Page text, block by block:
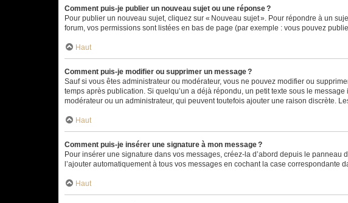
Comment puis-je publier un nouveau sujet ou une réponse ?
Pour publier un nouveau sujet, cliquez sur « Nouveau sujet ». Pour répondre à un
forum, vos permissions sont listées en bas de page (par exemple : vous pouvez
Haut
Comment puis-je modifier ou supprimer un message ?
Sauf si vous êtes administrateur ou modérateur, vous ne pouvez modifier ou
temps après publication. Si quelqu’un a déjà répondu, un petit texte sous le
modérateur ou un administrateur, qui peuvent toutefois ajouter une raison discrète.
Haut
Comment puis-je insérer une signature à mon message ?
Pour insérer une signature dans vos messages, créez-la d’abord depuis le
l’ajouter automatiquement à tous vos messages en cochant la case
Haut